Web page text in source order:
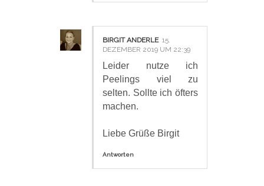
BIRGIT ANDERLE 15.
DEZEMBER 2019 UM 22:39
Leider nutze ich
Peelings viel zu
selten. Sollte ich öfters
machen.
Liebe Grüße Birgit
Antworten